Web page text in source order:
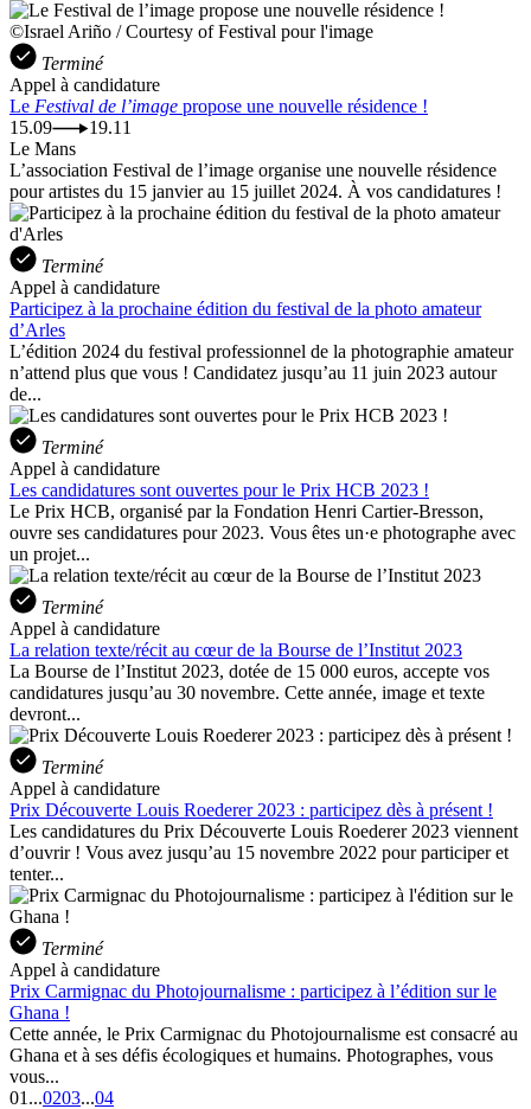
©Israel Ariño / Courtesy of Festival pour l'image
Terminé
Appel à candidature
Le Festival de l’image propose une nouvelle résidence !
15.09
19.11
Le Mans
L’association Festival de l’image organise une nouvelle résidence
pour artistes du 15 janvier au 15 juillet 2024. À vos candidatures !
Terminé
Appel à candidature
Participez à la prochaine édition du festival de la photo amateur
d’Arles
L’édition 2024 du festival professionnel de la photographie amateur
n’attend plus que vous ! Candidatez jusqu’au 11 juin 2023 autour
de...
Terminé
Appel à candidature
Les candidatures sont ouvertes pour le Prix HCB 2023 !
Le Prix HCB, organisé par la Fondation Henri Cartier-Bresson,
ouvre ses candidatures pour 2023. Vous êtes un·e photographe avec
un projet...
Terminé
Appel à candidature
La relation texte/récit au cœur de la Bourse de l’Institut 2023
La Bourse de l’Institut 2023, dotée de 15 000 euros, accepte vos
candidatures jusqu’au 30 novembre. Cette année, image et texte
devront...
Terminé
Appel à candidature
Prix Découverte Louis Roederer 2023 : participez dès à présent !
Les candidatures du Prix Découverte Louis Roederer 2023 viennent
d’ouvrir ! Vous avez jusqu’au 15 novembre 2022 pour participer et
tenter...
Terminé
Appel à candidature
Prix Carmignac du Photojournalisme : participez à l’édition sur le
Ghana !
Cette année, le Prix Carmignac du Photojournalisme est consacré au
Ghana et à ses défis écologiques et humains. Photographes, vous
vous...
01 ...0203...04